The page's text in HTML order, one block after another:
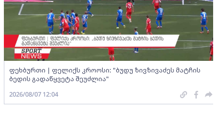
ფეხბურთი | ფელიქს კროოსი: "ბუდუ ზივზივაძეს მატჩის
ბედის გადაწყვეტა შეუძლია"
2026/08/07 12:04